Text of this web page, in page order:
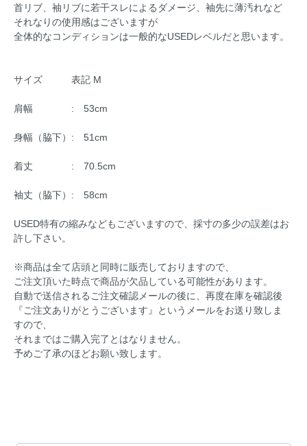
首リブ、袖リブに若干スレによるダメージ、袖先に薄汚れなど
それなりの使用感はございますが
全体的なコンディションは一般的なUSEDレベルだと思います。
サイズ 表記 M
肩幅 : 53cm
身幅（脇下）: 51cm
着丈 : 70.5cm
袖丈（脇下）: 58cm
USED特有の縮みなどもございますので、採寸の多少の誤差はお
許し下さい。
※商品は全て店頭と同時に販売しておりますので、
ご注文頂いた時点で商品が欠品している可能性があります。
自動で送信されるご注文確認メールの後に、再度在庫を確認後
『ご注文ありがとうございます』というメールをお送り致しま
すので、
それまではご購入完了とはなりません。
予めご了承のほどお願い致します。